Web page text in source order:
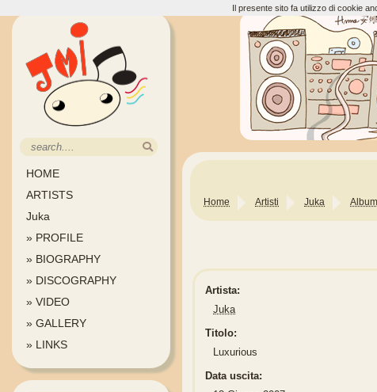
HOME
ARTISTS
Juka
» PROFILE
» BIOGRAPHY
» DISCOGRAPHY
» VIDEO
» GALLERY
» LINKS
Home Artisti Juka Album
Artista:
Juka
Titolo:
Luxurious
Data uscita:
Il presente sito fa utilizzo di cookie